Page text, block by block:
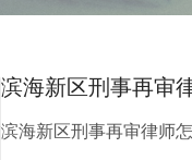
滨海新区刑事再审
滨海新区刑事再审律师